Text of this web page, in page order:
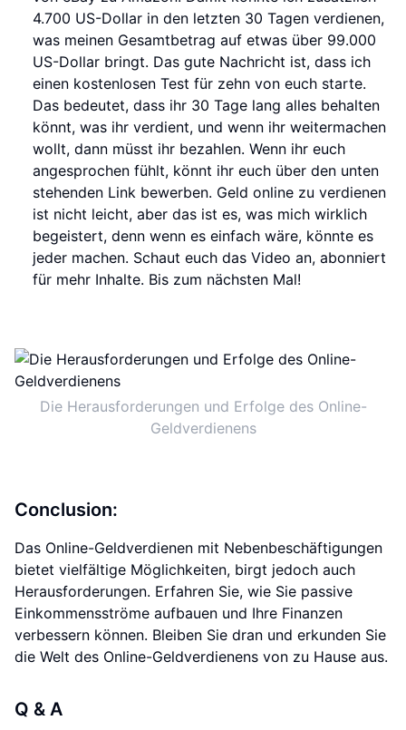
4.700 US-Dollar in den letzten 30 Tagen verdienen,
was meinen Gesamtbetrag auf etwas über 99.000
US-Dollar bringt. Das gute Nachricht ist, dass ich
einen kostenlosen Test für zehn von euch starte.
Das bedeutet, dass ihr 30 Tage lang alles behalten
könnt, was ihr verdient, und wenn ihr weitermachen
wollt, dann müsst ihr bezahlen. Wenn ihr euch
angesprochen fühlt, könnt ihr euch über den unten
stehenden Link bewerben. Geld online zu verdienen
ist nicht leicht, aber das ist es, was mich wirklich
begeistert, denn wenn es einfach wäre, könnte es
jeder machen. Schaut euch das Video an, abonniert
für mehr Inhalte. Bis zum nächsten Mal!
Die Herausforderungen und Erfolge des Online-
Geldverdienens
Conclusion:
Das Online-Geldverdienen mit Nebenbeschäftigungen
bietet vielfältige Möglichkeiten, birgt jedoch auch
Herausforderungen. Erfahren Sie, wie Sie passive
Einkommensströme aufbauen und Ihre Finanzen
verbessern können. Bleiben Sie dran und erkunden Sie
die Welt des Online-Geldverdienens von zu Hause aus.
Q & A